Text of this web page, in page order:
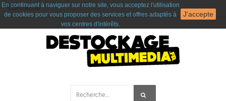
Connecter
En continuant à naviguer sur notre site, vous acceptez l'utilisation
de cookies pour vous proposer des services et offres adaptés à
vos centres d'intérêts.
J'accepte